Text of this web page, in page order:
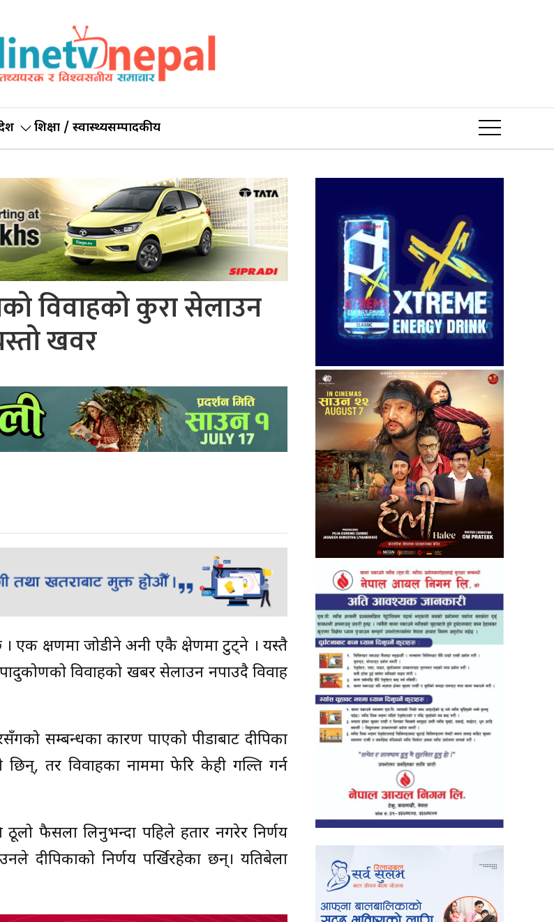
शिक्षा / स्वास्थ्यसम्पादकीय
विवाहको कुरा सेलाउन
खवर
एक क्षणमा जोडीने अनी एकै क्षेणमा टुट्ने । यस्तै
विवाहको खबर सेलाउन नपाउदै विवाह
सम्बन्धका कारण पाएको पीडाबाट दीपिका
तर विवाहका नाममा फेरि केही गल्ति गर्न
ठूलो फैसला लिनुभन्दा पहिले हतार नगरेर निर्णय
दीपिकाको निर्णय पर्खिरहेका छन्। यतिबेला